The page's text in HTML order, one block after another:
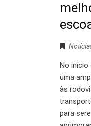
No início
uma
às
para